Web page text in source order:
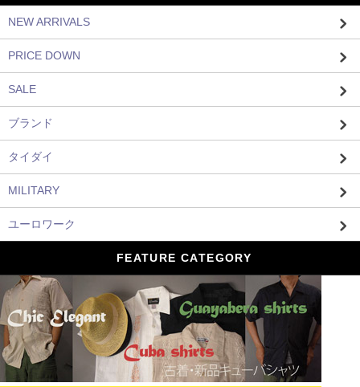
NEW ARRIVALS
PRICE DOWN
SALE
ブランド
タイダイ
MILITARY
ユーロワーク
FEATURE CATEGORY